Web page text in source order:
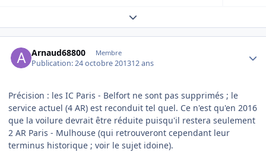
Expand topic overview
Arnaud68800 Membre
Publication:24 octobre 201312 ans
Précision : les IC Paris - Belfort ne sont pas supprimés ; le
service actuel (4 AR) est reconduit tel quel. Ce n'est qu'en 2016
que la voilure devrait être réduite puisqu'il restera seulement
2 AR Paris - Mulhouse (qui retrouveront cependant leur
terminus historique ; voir le sujet idoine).